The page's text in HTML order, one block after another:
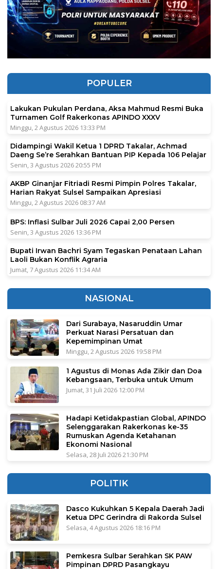
POPULER
Lakukan Pukulan Perdana, Aksa Mahmud Resmi Buka
Turnamen Golf Rakerkonas APINDO XXXV
Minggu, 2 Agustus 2026 13:33 PM
Didampingi Wakil Ketua 1 DPRD Takalar, Achmad
Daeng Se’re Serahkan Bantuan PIP Kepada 106 Pelajar
Senin, 3 Agustus 2026 20:55 PM
AKBP Ginanjar Fitriadi Resmi Pimpin Polres Takalar,
Harian Rakyat Sulsel Sampaikan Apresiasi
Minggu, 2 Agustus 2026 08:37 AM
BPS: Inflasi Sulbar Juli 2026 Capai 2,00 Persen
Senin, 3 Agustus 2026 13:36 PM
Bupati Irwan Bachri Syam Tegaskan Penataan Lahan
Laoli Bukan Konflik Agraria
Jumat, 7 Agustus 2026 11:34 AM
NASIONAL
Dari Surabaya, Nasaruddin Umar
Perkuat Narasi Persatuan dan
Kepemimpinan Umat
Minggu, 2 Agustus 2026 19:58 PM
1 Agustus di Monas Ada Zikir dan Doa
Kebangsaan, Terbuka untuk Umum
Jumat, 31 Juli 2026 12:00 PM
Hadapi Ketidakpastian Global, APINDO
Selenggarakan Rakerkonas ke-35
Rumuskan Agenda Ketahanan
Ekonomi Nasional
Selasa, 28 Juli 2026 21:30 PM
POLITIK
Dasco Kukuhkan 5 Kepala Daerah Jadi
Ketua DPC Gerindra di Rakorda Sulsel
Selasa, 4 Agustus 2026 18:16 PM
Pemkesra Sulbar Serahkan SK PAW
Pimpinan DPRD Pasangkayu